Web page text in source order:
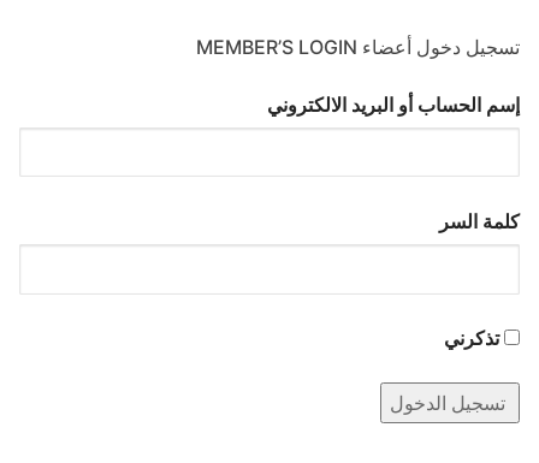
تسجيل دخول أعضاء MEMBER’S LOGIN
إسم الحساب أو البريد الالكتروني
كلمة السر
تذكرني